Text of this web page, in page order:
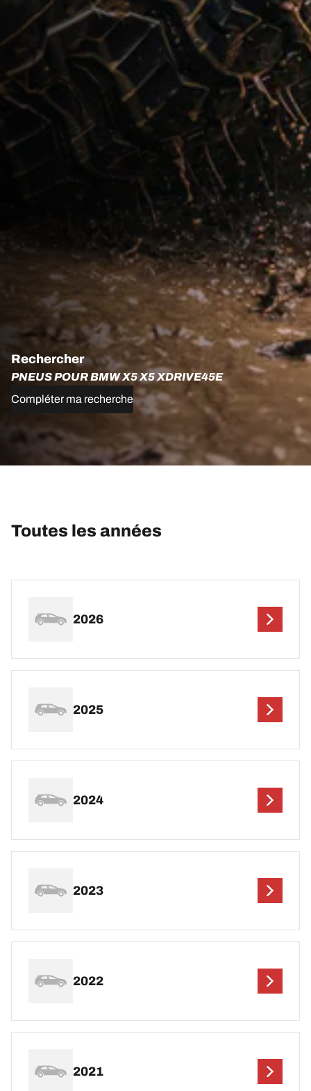
Rechercher
PNEUS POUR BMW X5 X5 XDRIVE45E
Compléter ma recherche
Toutes les années
2026
2025
2024
2023
2022
2021